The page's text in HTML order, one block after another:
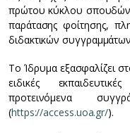
πρώτου κύκλου
παράτασης φοίτησης,
διδακτικών
Τo Ίδρυμα εξασφαλίζει
ειδικές
προτεινόμενα
(https://access.uoa.gr/).